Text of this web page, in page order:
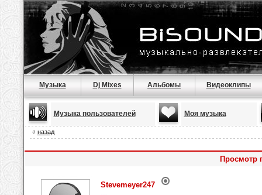
Музыка Dj Mixes Альбомы Видеоклипы
Музыка пользователей Моя музыка
назад
Просмотр
Stevemeyer247